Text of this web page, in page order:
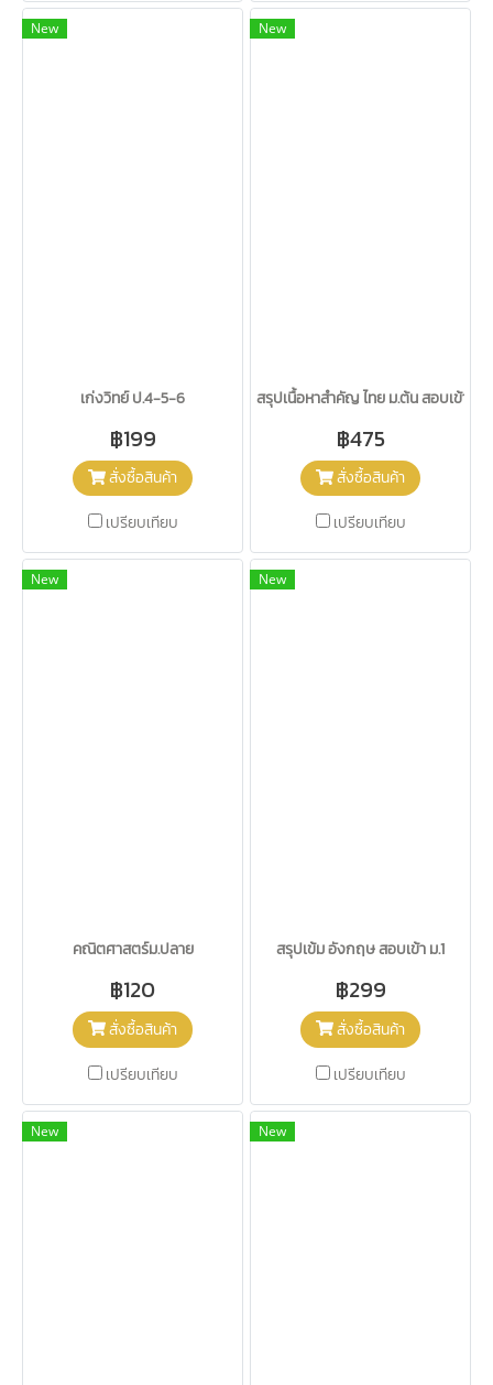
New
เก่งวิทย์ ป.4-5-6
฿199
สั่งซื้อสินค้า
เปรียบเทียบ
New
สรุปเนื้อหาสำคัญ ไทย ม.ต้น สอบเข้า ม.4
฿475
สั่งซื้อสินค้า
เปรียบเทียบ
New
คณิตศาสตร์ม.ปลาย
฿120
สั่งซื้อสินค้า
เปรียบเทียบ
New
สรุปเข้ม อังกฤษ สอบเข้า ม.1
฿299
สั่งซื้อสินค้า
เปรียบเทียบ
New New